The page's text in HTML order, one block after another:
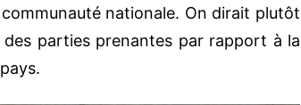
nationale. On dirait plutôt
des parties prenantes par rapport à la